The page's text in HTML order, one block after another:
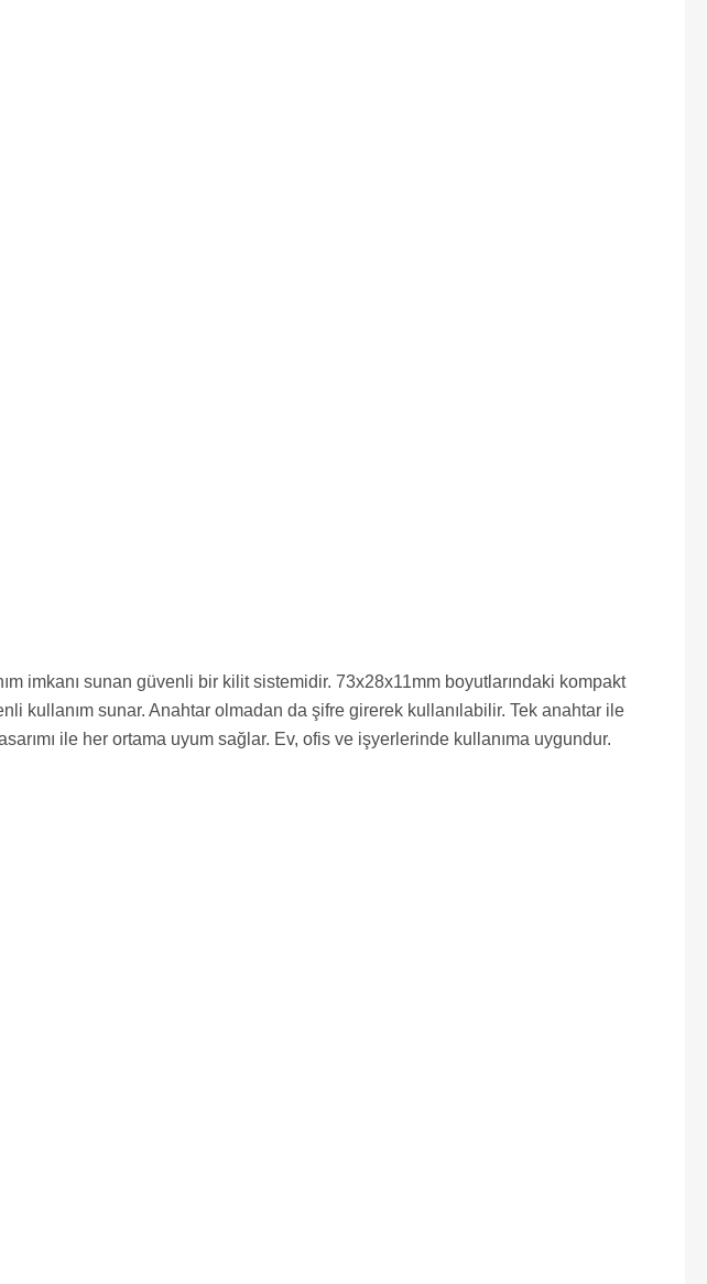
imkanı sunan güvenli bir kilit sistemidir. 73x28x11mm boyutlarındaki kompakt
kullanım sunar. Anahtar olmadan da şifre girerek kullanılabilir. Tek anahtar ile
ile her ortama uyum sağlar. Ev, ofis ve işyerlerinde kullanıma uygundur.